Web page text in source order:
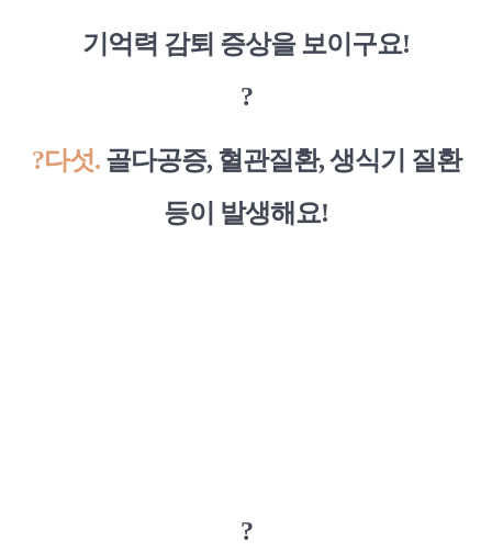
기억력 감퇴 증상을 보이구요!
?
?다섯.골다공증, 혈관질환, 생식기 질환
등이 발생해요!
?